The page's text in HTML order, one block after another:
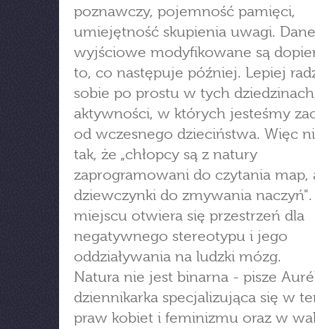
poznawczy, pojemność pamięci,
umiejętność skupienia uwagi. Dane
wyjściowe modyfikowane są
to, co następuje później. Lepiej
sobie po prostu w tych
aktywności, w których jesteśmy
od wczesnego dzieciństwa. Więc
tak, że „chłopcy są z natury
zaprogramowani do czytania map,
dziewczynki do zmywania
miejscu otwiera się przestrzeń dla
negatywnego stereotypu i jego
oddziaływania na ludzki mózg.
Natura nie jest binarna - pisze
dziennikarka specjalizująca się w
praw kobiet i feminizmu oraz w